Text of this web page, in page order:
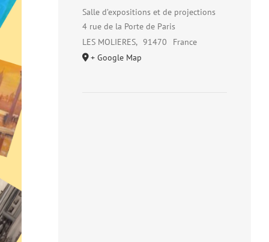
Salle d’expositions et de projections
4 rue de la Porte de Paris
LES MOLIERES, 91470
France
+ Google Map